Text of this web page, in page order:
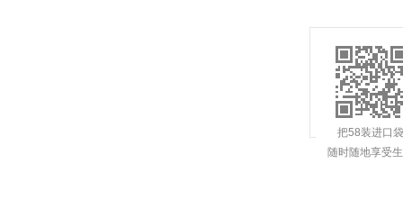
把58装进口袋
随时随地享受